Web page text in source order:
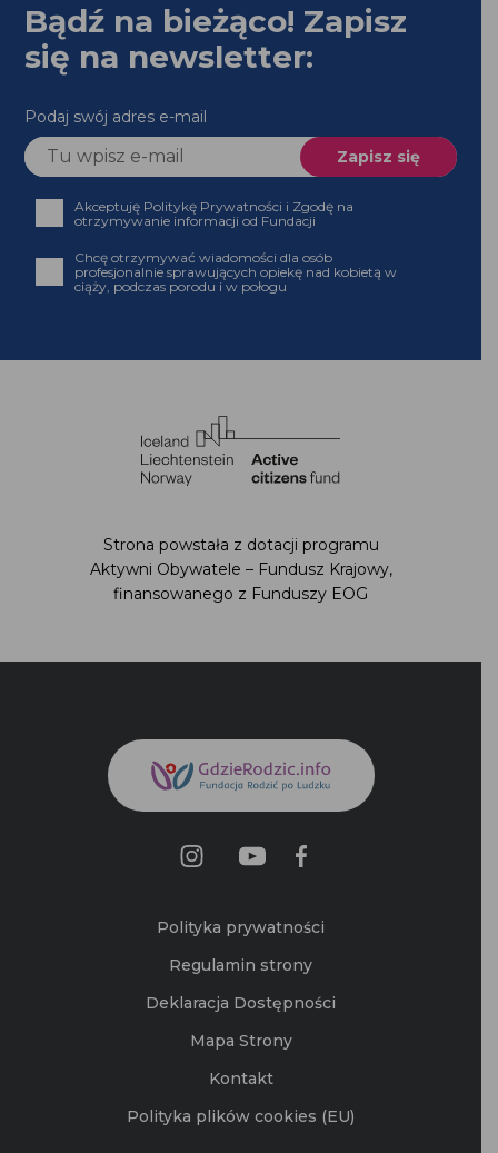
Bądź na bieżąco! Zapisz
się na newsletter:
Podaj swój adres e-mail
Akceptuję Politykę Prywatności i Zgodę na
otrzymywanie informacji od Fundacji
Chcę otrzymywać wiadomości dla osób
profesjonalnie sprawujących opiekę nad kobietą w
ciąży, podczas porodu i w połogu
Strona powstała z dotacji programu
Aktywni Obywatele – Fundusz Krajowy,
finansowanego z Funduszy EOG
Polityka prywatności
Regulamin strony
Deklaracja Dostępności
Mapa Strony
Kontakt
Polityka plików cookies (EU)